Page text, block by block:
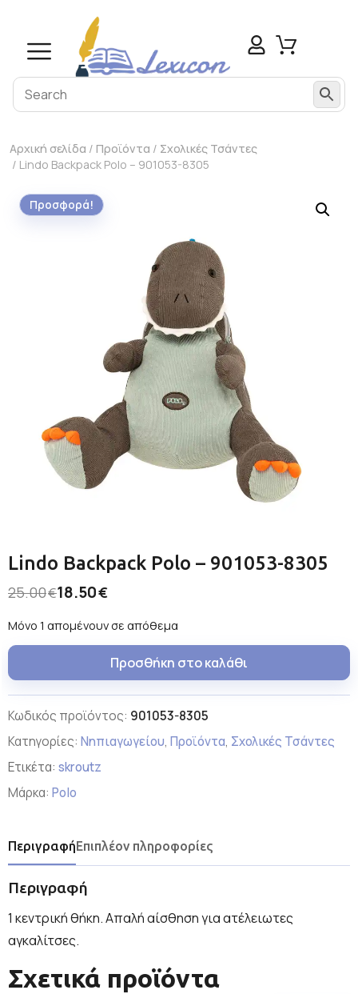
Αρχική σελίδα / Προϊόντα / Σχολικές Τσάντες
/ Lindo Backpack Polo – 901053-8305
Προσφορά!
Lindo Backpack Polo – 901053-8305
25.00€18.50€
Μόνο 1 απομένουν σε απόθεμα
Προσθήκη στο καλάθι
Κωδικός προϊόντος: 901053-8305
Κατηγορίες: Νηπιαγωγείου, Προϊόντα, Σχολικές Τσάντες
Ετικέτα: skroutz
Μάρκα: Polo
ΠεριγραφήΕπιπλέον πληροφορίες
Περιγραφή
1 κεντρική θήκη. Απαλή αίσθηση για ατέλειωτες
αγκαλίτσες.
Σχετικά προϊόντα